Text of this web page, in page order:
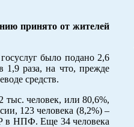
принято от жителей
было подано 2,6
1,9 раза, на что, прежде
средств.
тыс. человек, или 80,6%,
123 человека (8,2%) –
в НПФ. Еще 34 человека